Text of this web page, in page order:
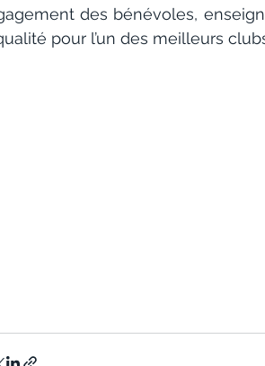
des bénévoles,
pour l’un des meilleurs